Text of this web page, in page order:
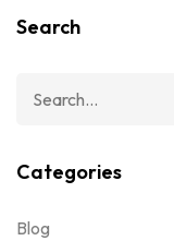
Search
Categories
Blog